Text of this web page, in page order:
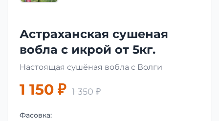
Астраханская сушеная
вобла с икрой от 5кг.
Настоящая сушёная вобла с Волги
1 150 ₽ 1 350 ₽
Фасовка: